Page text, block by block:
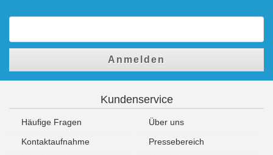
Anmelden
Kundenservice
Häufige Fragen
Über uns
Kontaktaufnahme
Pressebereich